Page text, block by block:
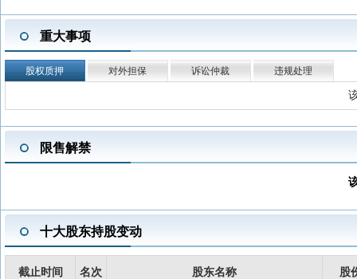
2026-04-28
一季报披露
2026年一季报归属净利润5713万元
2026-04-28
2026-04-28
分红送转
2026中期分配，分配方案：派发现
查看详情
2026-04-16
股东大会
于2026-04-16召开2026年第二次临时
2026-04-10
露露与蒋枭于2026年2月27日在杭州
重大事项
股权质押 对外担保 诉讼仲裁 违规处理
限售解禁
十大股东持股变动
截止时间 名次 股东名称 股